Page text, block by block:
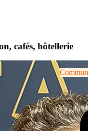
cafés, hôtellerie